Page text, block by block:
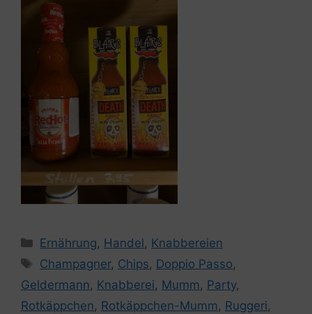
Kategorien
Ernährung, Handel, Knabbereien
Schlagwörter
Champagner, Chips, Doppio Passo,
Geldermann, Knabberei, Mumm, Party,
Rotkäppchen, Rotkäppchen-Mumm, Ruggeri,